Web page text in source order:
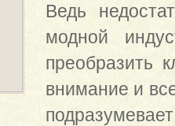
Ведь
модной
преобразить
внимание и